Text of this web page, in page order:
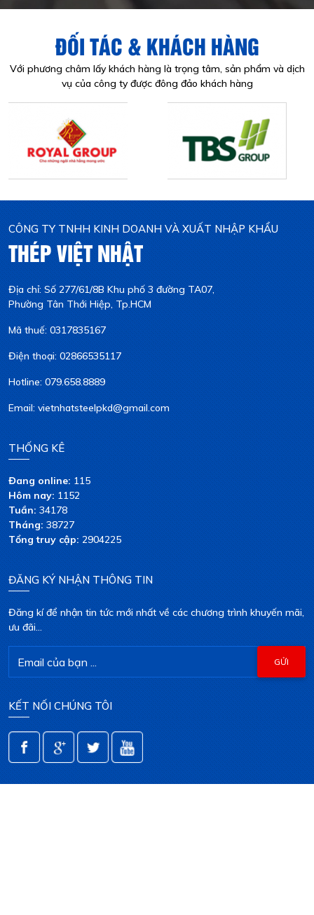
ĐỐI TÁC & KHÁCH HÀNG
Với phương châm lấy khách hàng là trọng tâm, sản phẩm và dịch
vụ của công ty được đông đảo khách hàng
CÔNG TY TNHH KINH DOANH VÀ XUẤT NHẬP KHẨU
THÉP VIỆT NHẬT
Địa chỉ: Số 277/61/8B Khu phố 3 đường TA07,
Phường Tân Thới Hiệp, Tp.HCM
Mã thuế: 0317835167
Điện thoại: 02866535117
Hotline: 079.658.8889
Email: vietnhatsteelpkd@gmail.com
THỐNG KÊ
Đang online:115
Hôm nay:1152
Tuần:34178
Tháng:38727
Tổng truy cập:2904225
ĐĂNG KÝ NHẬN THÔNG TIN
Đăng kí để nhận tin tức mới nhất về các chương trình khuyến mãi,
ưu đãi...
KẾT NỐI CHÚNG TÔI